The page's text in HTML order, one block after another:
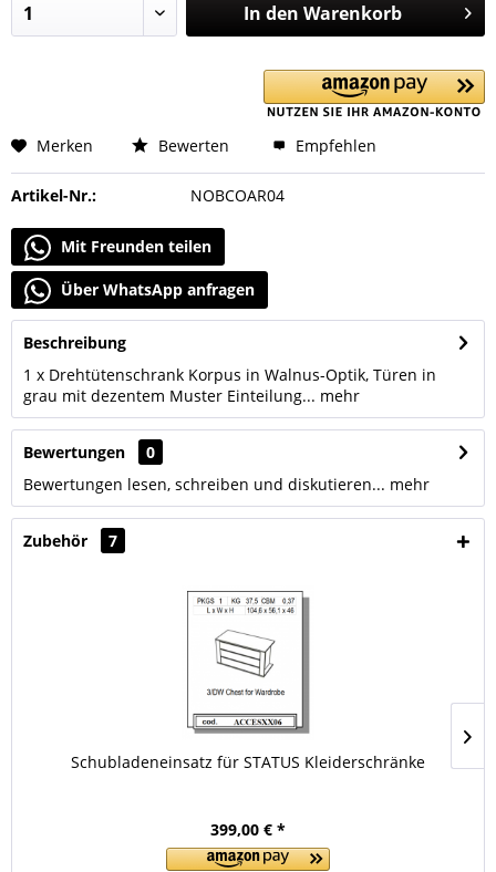
In den Warenkorb
Merken Bewerten Empfehlen
Artikel-Nr.: NOBCOAR04
Mit Freunden teilen
Über WhatsApp anfragen
Beschreibung
1 x Drehtütenschrank Korpus in Walnus-Optik, Türen in
grau mit dezentem Muster Einteilung... mehr
Bewertungen
0
Bewertungen lesen, schreiben und diskutieren... mehr
Zubehör 7
Schubladeneinsatz für STATUS Kleiderschränke
399,00 € *